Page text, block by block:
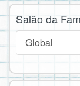
Salão da
Global